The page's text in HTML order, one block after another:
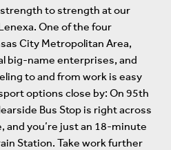
to strength at our
One of the four
City Metropolitan Area,
big-name enterprises, and
to and from work is easy
options close by: On 95th
Bus Stop is right across
you’re just an 18-minute
Station. Take work further